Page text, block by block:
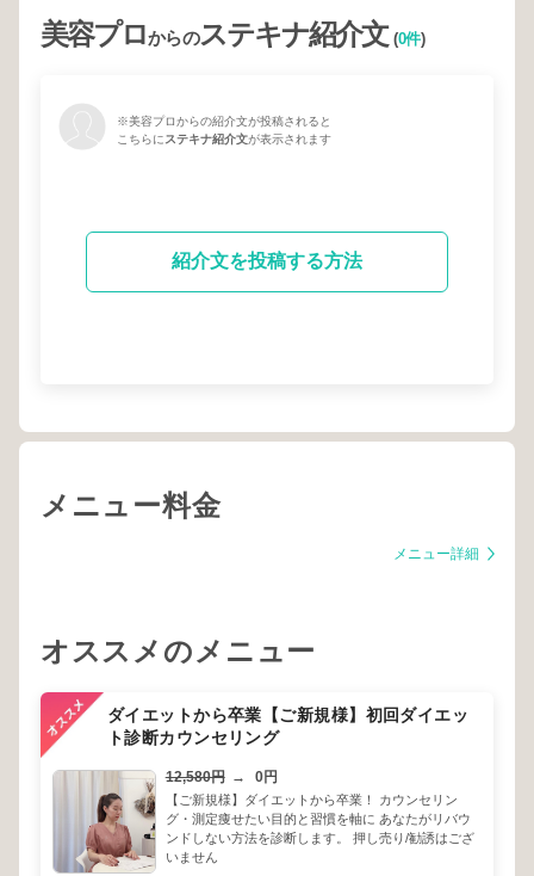
美容プロからのステキナ紹介文(0件)
※美容プロからの紹介文が投稿されると
こちらにステキナ紹介文が表示されます
紹介文を投稿する方法
メニュー料金
メニュー詳細
オススメのメニュー
ダイエットから卒業【ご新規様】初回ダイエッ
ト診断カウンセリング
12,580円 → 0円
【ご新規様】ダイエットから卒業！ カウンセリン
グ・測定痩せたい目的と習慣を軸に あなたがリバウ
ンドしない方法を診断します。 押し売り/勧誘はござ
いません